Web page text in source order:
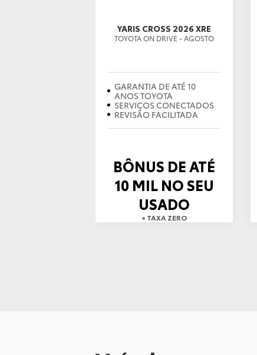
YARIS CROSS 2026 XRE
TOYOTA ON DRIVE - AGOSTO
GARANTIA DE ATÉ 10
ANOS TOYOTA
SERVIÇOS CONECTADOS
REVISÃO FACILITADA
BÔNUS DE ATÉ
10 MIL NO SEU
USADO
+ TAXA ZERO